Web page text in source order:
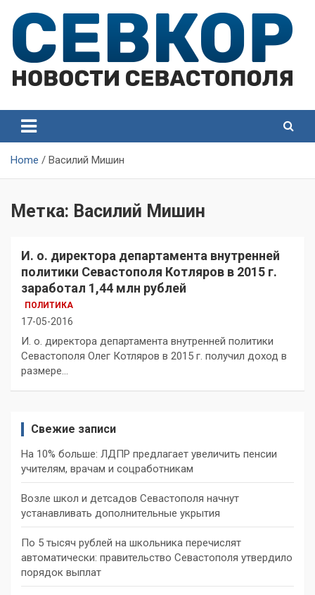
content
Севастополя
Севастополя
Home Василий Мишин
Метка: Василий Мишин
И. о. директора департамента внутренней
политики Севастополя Котляров в 2015 г.
заработал 1,44 млн рублей
ПОЛИТИКА
17-05-2016
И. о. директора департамента внутренней политики
Севастополя Олег Котляров в 2015 г. получил доход в
размере…
Свежие записи
На 10% больше: ЛДПР предлагает увеличить пенсии
учителям, врачам и соцработникам
Возле школ и детсадов Севастополя начнут
устанавливать дополнительные укрытия
По 5 тысяч рублей на школьника перечислят
автоматически: правительство Севастополя утвердило
порядок выплат